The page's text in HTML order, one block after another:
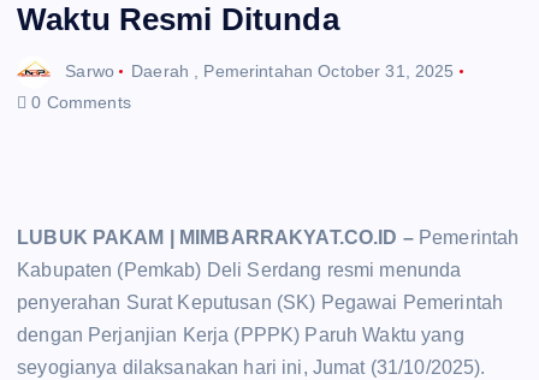
Waktu Resmi Ditunda
Sarwo Daerah Pemerintahan October 31, 2025
0 Comments
LUBUK PAKAM | MIMBARRAKYAT.CO.ID – Pemerintah
Kabupaten (Pemkab) Deli Serdang resmi menunda
penyerahan Surat Keputusan (SK) Pegawai Pemerintah
dengan Perjanjian Kerja (PPPK) Paruh Waktu yang
seyogianya dilaksanakan hari ini, Jumat (31/10/2025).